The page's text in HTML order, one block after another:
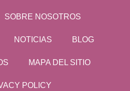
SOBRE NOSOTROS
NOTICIAS BLOG
MAPA DEL SITIO
POLICY